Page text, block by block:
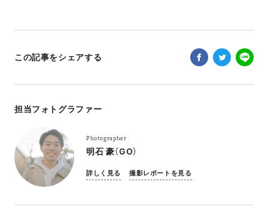
この記事をシェアする
担当フォトグラファー
Photographer
明石 豪（GO）
詳しく見る 撮影レポートを見る